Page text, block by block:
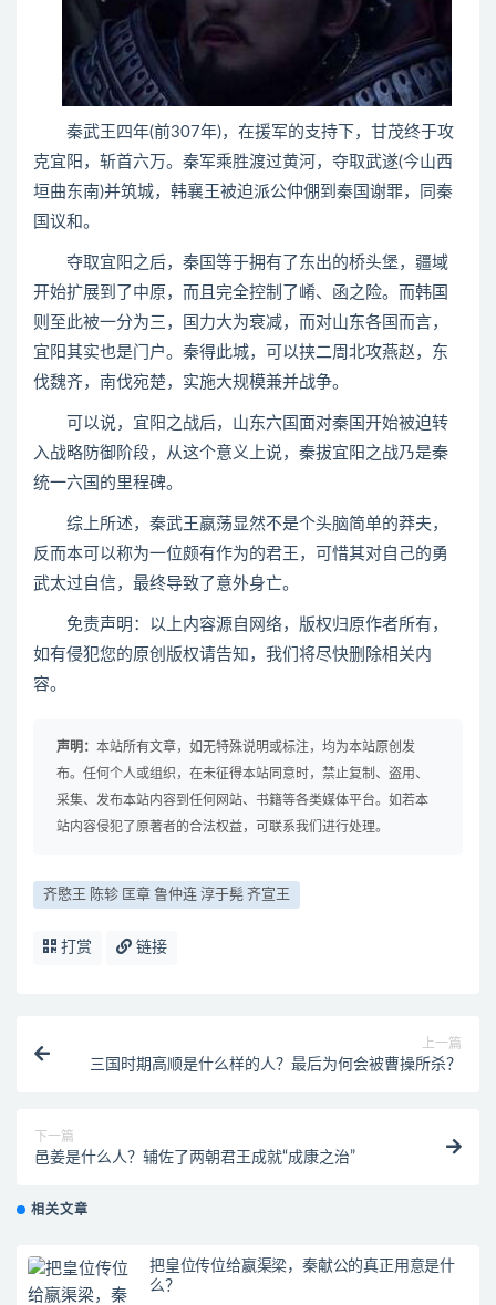
秦武王四年(前307年)，在援军的支持下，甘茂终于攻
克宜阳，斩首六万。秦军乘胜渡过黄河，夺取武遂(今山西
垣曲东南)并筑城，韩襄王被迫派公仲倗到秦国谢罪，同秦
国议和。
夺取宜阳之后，秦国等于拥有了东出的桥头堡，疆域
开始扩展到了中原，而且完全控制了崤、函之险。而韩国
则至此被一分为三，国力大为衰减，而对山东各国而言，
宜阳其实也是门户。秦得此城，可以挟二周北攻燕赵，东
伐魏齐，南伐宛楚，实施大规模兼并战争。
可以说，宜阳之战后，山东六国面对秦国开始被迫转
入战略防御阶段，从这个意义上说，秦拔宜阳之战乃是秦
统一六国的里程碑。
综上所述，秦武王嬴荡显然不是个头脑简单的莽夫，
反而本可以称为一位颇有作为的君王，可惜其对自己的勇
武太过自信，最终导致了意外身亡。
免责声明：以上内容源自网络，版权归原作者所有，
如有侵犯您的原创版权请告知，我们将尽快删除相关内
容。
声明： 本站所有文章，如无特殊说明或标注，均为本站原创发
布。任何个人或组织，在未征得本站同意时，禁止复制、盗用、
采集、发布本站内容到任何网站、书籍等各类媒体平台。如若本
站内容侵犯了原著者的合法权益，可联系我们进行处理。
齐愍王 陈轸 匡章 鲁仲连 淳于髡 齐宣王
打赏 链接
上一篇
三国时期高顺是什么样的人？最后为何会被曹操所杀？
下一篇
邑姜是什么人？辅佐了两朝君王成就“成康之治”
相关文章
把皇位传位给嬴渠梁，秦献公的真正用意是什
么？